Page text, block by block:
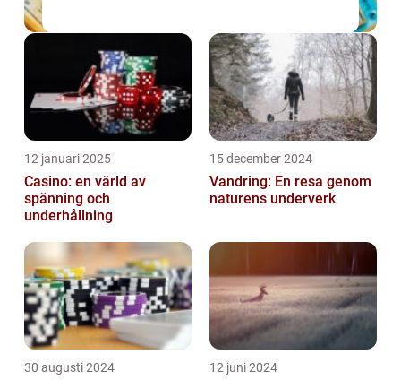
12 januari 2025
Casino: en värld av
spänning och
underhållning
15 december 2024
Vandring: En resa genom
naturens underverk
30 augusti 2024 12 juni 2024